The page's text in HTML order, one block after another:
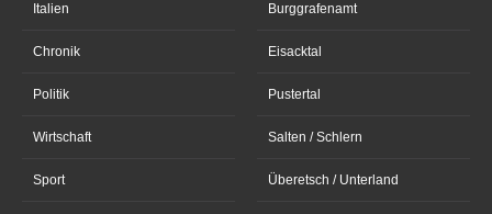
Italien
Chronik
Politik
Wirtschaft
Sport
Burggrafenamt
Eisacktal
Pustertal
Salten / Schlern
Überetsch / Unterland